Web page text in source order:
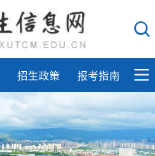
招生政策 报考指南